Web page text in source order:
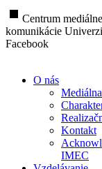
stop Centrum
komunikácie
Facebook
O nás
Kontakt
IMEC